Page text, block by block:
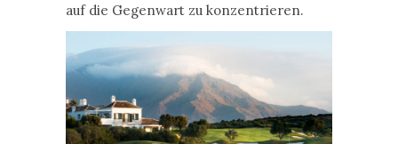
auf die Gegenwart zu konzentrieren.